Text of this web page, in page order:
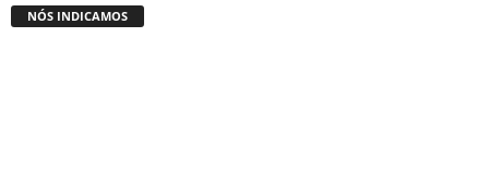
NÓS INDICAMOS